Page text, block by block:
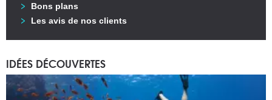
Bons plans
Les avis de nos clients
IDÉES DÉCOUVERTES